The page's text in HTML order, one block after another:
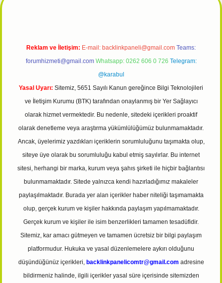
Reklam ve İletişim: E-mail: backlinkpaneli@gmail.com Teams:
forumhizmeti@gmail.com Whatsapp: 0262 606 0 726 Telegram:
@karabul
Yasal Uyarı: Sitemiz, 5651 Sayılı Kanun gereğince Bilgi Teknolojileri
ve İletişim Kurumu (BTK) tarafından onaylanmış bir Yer Sağlayıcı
olarak hizmet vermektedir. Bu nedenle, sitedeki içerikleri proaktif
olarak denetleme veya araştırma yükümlülüğümüz bulunmamaktadır.
Ancak, üyelerimiz yazdıkları içeriklerin sorumluluğunu taşımakta olup,
siteye üye olarak bu sorumluluğu kabul etmiş sayılırlar. Bu internet
sitesi, herhangi bir marka, kurum veya şahıs şirketi ile hiçbir bağlantısı
bulunmamaktadır. Sitede yalnızca kendi hazırladığımız makaleler
paylaşılmaktadır. Burada yer alan içerikler haber niteliği taşımamakta
olup, gerçek kurum ve kişiler hakkında paylaşım yapılmamaktadır.
Gerçek kurum ve kişiler ile isim benzerlikleri tamamen tesadüfidir.
Sitemiz, kar amacı gütmeyen ve tamamen ücretsiz bir bilgi paylaşım
platformudur. Hukuka ve yasal düzenlemelere aykırı olduğunu
düşündüğünüz içerikleri, backlinkpanelicomtr@gmail.com adresine
bildirmeniz halinde, ilgili içerikler yasal süre içerisinde sitemizden